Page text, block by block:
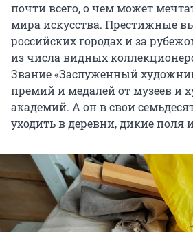
почти всего, о чем может
мира искусства. Престижные
российских городах и за
из числа видных
Звание «Заслуженный
премий и медалей от музеев и
академий. А он в свои
уходить в деревни, дикие поля